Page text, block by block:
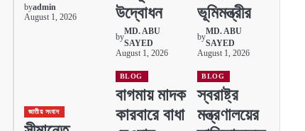
byadmin
August 1, 2026
উদ্বোধন
by
MD. ABU
SAYED
August 1, 2026
ভূমিমন্ত্রীর
by
MD. ABU
SAYED
August 1, 2026
জাতীয় সংবাদ
BLOG
বাগমায় মাদক
কারবারে বাধা
BLOG
স্বরাষ্ট্র
মন্ত্রণালয়ের